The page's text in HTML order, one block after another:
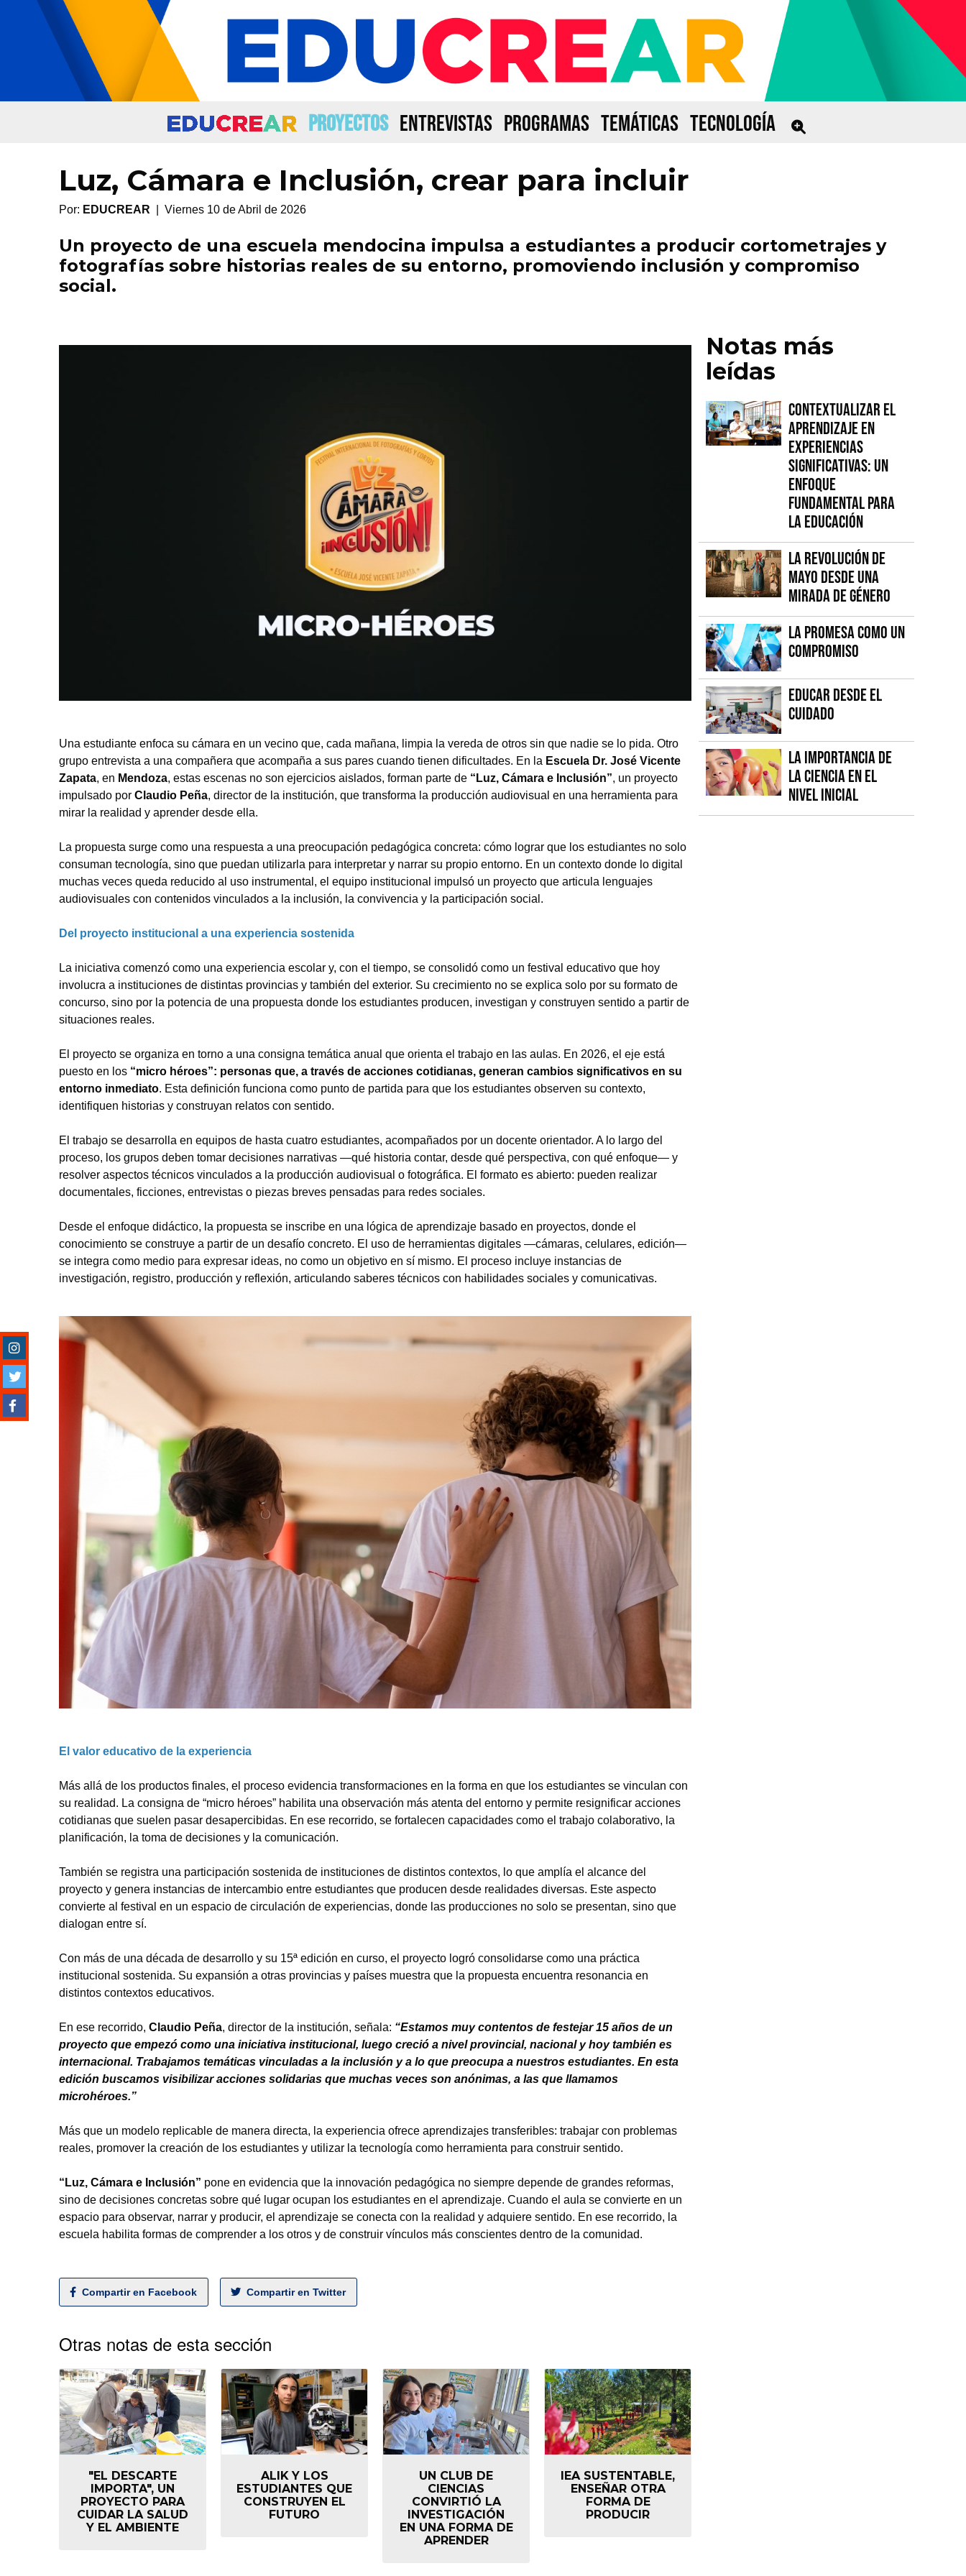
Tipea lo que deseas buscar y luego pulsa Enter:
PROYECTOS ENTREVISTAS PROGRAMAS TEMÁTICAS TECNOLOGÍA
Luz, Cámara e Inclusión, crear para incluir
Por: EDUCREAR | Viernes 10 de Abril de 2026
Un proyecto de una escuela mendocina impulsa a estudiantes a producir cortometrajes y
fotografías sobre historias reales de su entorno, promoviendo inclusión y compromiso
social.
Una estudiante enfoca su cámara en un vecino que, cada mañana, limpia la vereda de otros sin que nadie se lo pida. Otro
grupo entrevista a una compañera que acompaña a sus pares cuando tienen dificultades. En la Escuela Dr. José Vicente
Zapata, en Mendoza, estas escenas no son ejercicios aislados, forman parte de “Luz, Cámara e Inclusión”, un proyecto
impulsado por Claudio Peña, director de la institución, que transforma la producción audiovisual en una herramienta para
mirar la realidad y aprender desde ella.
La propuesta surge como una respuesta a una preocupación pedagógica concreta: cómo lograr que los estudiantes no solo
consuman tecnología, sino que puedan utilizarla para interpretar y narrar su propio entorno. En un contexto donde lo digital
muchas veces queda reducido al uso instrumental, el equipo institucional impulsó un proyecto que articula lenguajes
audiovisuales con contenidos vinculados a la inclusión, la convivencia y la participación social.
Del proyecto institucional a una experiencia sostenida
La iniciativa comenzó como una experiencia escolar y, con el tiempo, se consolidó como un festival educativo que hoy
involucra a instituciones de distintas provincias y también del exterior. Su crecimiento no se explica solo por su formato de
concurso, sino por la potencia de una propuesta donde los estudiantes producen, investigan y construyen sentido a partir de
situaciones reales.
El proyecto se organiza en torno a una consigna temática anual que orienta el trabajo en las aulas. En 2026, el eje está
puesto en los “micro héroes”: personas que, a través de acciones cotidianas, generan cambios significativos en su
entorno inmediato. Esta definición funciona como punto de partida para que los estudiantes observen su contexto,
identifiquen historias y construyan relatos con sentido.
El trabajo se desarrolla en equipos de hasta cuatro estudiantes, acompañados por un docente orientador. A lo largo del
proceso, los grupos deben tomar decisiones narrativas —qué historia contar, desde qué perspectiva, con qué enfoque— y
resolver aspectos técnicos vinculados a la producción audiovisual o fotográfica. El formato es abierto: pueden realizar
documentales, ficciones, entrevistas o piezas breves pensadas para redes sociales.
Desde el enfoque didáctico, la propuesta se inscribe en una lógica de aprendizaje basado en proyectos, donde el
conocimiento se construye a partir de un desafío concreto. El uso de herramientas digitales —cámaras, celulares, edición—
se integra como medio para expresar ideas, no como un objetivo en sí mismo. El proceso incluye instancias de
investigación, registro, producción y reflexión, articulando saberes técnicos con habilidades sociales y comunicativas.
El valor educativo de la experiencia
Más allá de los productos finales, el proceso evidencia transformaciones en la forma en que los estudiantes se vinculan con
su realidad. La consigna de “micro héroes” habilita una observación más atenta del entorno y permite resignificar acciones
cotidianas que suelen pasar desapercibidas. En ese recorrido, se fortalecen capacidades como el trabajo colaborativo, la
planificación, la toma de decisiones y la comunicación.
También se registra una participación sostenida de instituciones de distintos contextos, lo que amplía el alcance del
proyecto y genera instancias de intercambio entre estudiantes que producen desde realidades diversas. Este aspecto
convierte al festival en un espacio de circulación de experiencias, donde las producciones no solo se presentan, sino que
dialogan entre sí.
Con más de una década de desarrollo y su 15ª edición en curso, el proyecto logró consolidarse como una práctica
institucional sostenida. Su expansión a otras provincias y países muestra que la propuesta encuentra resonancia en
distintos contextos educativos.
En ese recorrido, Claudio Peña, director de la institución, señala: “Estamos muy contentos de festejar 15 años de un
proyecto que empezó como una iniciativa institucional, luego creció a nivel provincial, nacional y hoy también es
internacional. Trabajamos temáticas vinculadas a la inclusión y a lo que preocupa a nuestros estudiantes. En esta
edición buscamos visibilizar acciones solidarias que muchas veces son anónimas, a las que llamamos
microhéroes.”
Más que un modelo replicable de manera directa, la experiencia ofrece aprendizajes transferibles: trabajar con problemas
reales, promover la creación de los estudiantes y utilizar la tecnología como herramienta para construir sentido.
“Luz, Cámara e Inclusión” pone en evidencia que la innovación pedagógica no siempre depende de grandes reformas,
sino de decisiones concretas sobre qué lugar ocupan los estudiantes en el aprendizaje. Cuando el aula se convierte en un
espacio para observar, narrar y producir, el aprendizaje se conecta con la realidad y adquiere sentido. En ese recorrido, la
escuela habilita formas de comprender a los otros y de construir vínculos más conscientes dentro de la comunidad.
Compartir en Facebook Compartir en Twitter
Otras notas de esta sección
"EL DESCARTE
IMPORTA", UN
PROYECTO PARA
CUIDAR LA SALUD
Y EL AMBIENTE
ALIK Y LOS
ESTUDIANTES QUE
CONSTRUYEN EL
FUTURO
UN CLUB DE
CIENCIAS
CONVIRTIÓ LA
INVESTIGACIÓN
EN UNA FORMA DE
APRENDER
IEA SUSTENTABLE,
ENSEÑAR OTRA
FORMA DE
PRODUCIR
Notas más
leídas
Contextualizar el
Aprendizaje en
Experiencias
Significativas: Un
Enfoque
fundamental para
la Educación
La Revolución de
Mayo desde una
mirada de género
La promesa como un
compromiso
Educar desde el
cuidado
La importancia de
la Ciencia en el
Nivel Inicial